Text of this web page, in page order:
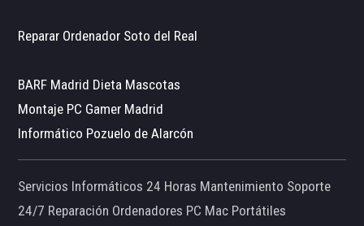
Reparar Ordenador Soto del Real
BARF Madrid Dieta Mascotas
Montaje PC Gamer Madrid
Informático Pozuelo de Alarcón
Servicios Informáticos 24 Horas Mantenimiento Soporte
24/7 Reparación Ordenadores PC Mac Portátiles